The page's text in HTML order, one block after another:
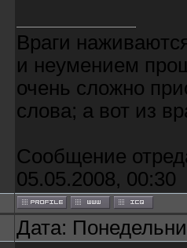
Враги
и неумением
очень сложно
слова; а вот из
Сообщение
05.05.2008, 00:30
Дата: